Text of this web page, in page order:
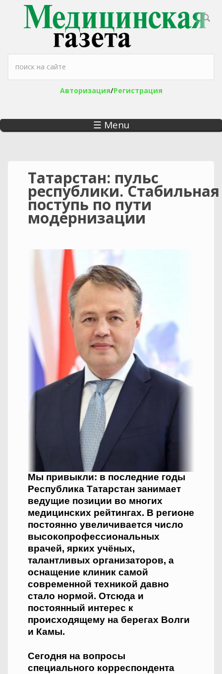
Перейти к основному содержанию
Форма поиска
Авторизация/Регистрация
☰ Menu
Татарстан: пульс
республики. Стабильная
поступь по пути
модернизации
Мы привыкли: в последние годы
Республика Татарстан занимает
ведущие позиции во многих
медицинских рейтингах. В регионе
постоянно увеличивается число
высокопрофессиональных
врачей, ярких учёных,
талантливых организаторов, а
оснащение клиник самой
современной техникой давно
стало нормой. Отсюда и
постоянный интерес к
происходящему на берегах Волги
и Камы.
Сегодня на вопросы
специального корреспондента